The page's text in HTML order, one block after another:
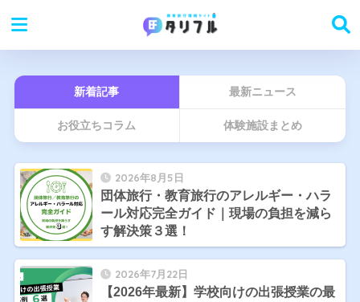
新着記事 最新ニュース
お役立ちコラム 体験施設まとめ
2026年8月5日
団体旅行・教育旅行のアレルギー・ハラ
ール対応完全ガイド｜現場の負担を減ら
す解決策３選！
2026年7月22日
【2026年最新】学校向けの出張授業の最